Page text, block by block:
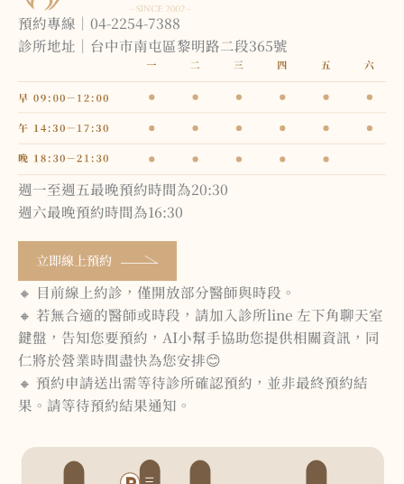
預約專線｜04-2254-7388
診所地址｜台中市南屯區黎明路二段365號
週一至週五最晚預約時間為20:30
週六最晚預約時間為16:30
立即線上預約
🔸 目前線上約診，僅開放部分醫師與時段。
🔸 若無合適的醫師或時段，請加入診所line 左下角聊天室
鍵盤，告知您要預約，AI小幫手協助您提供相關資訊，同
仁將於營業時間盡快為您安排😊
🔸 預約申請送出需等待診所確認預約，並非最終預約結
果。請等待預約結果通知。